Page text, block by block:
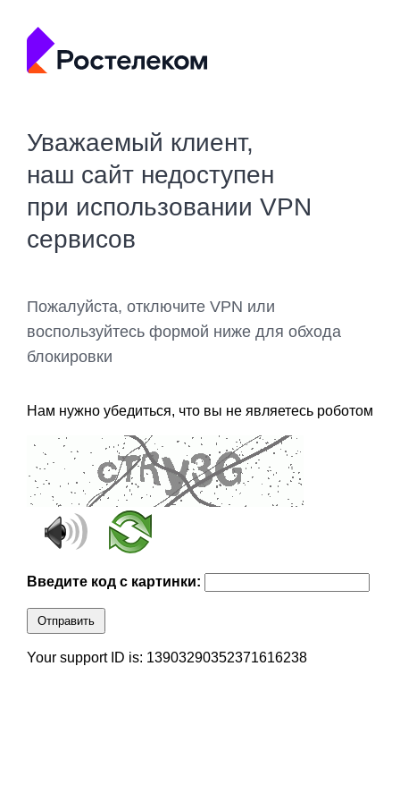
Уважаемый клиент,
наш сайт недоступен
при использовании VPN
сервисов
Пожалуйста, отключите VPN или
воспользуйтесь формой ниже для обхода
блокировки
Нам нужно убедиться, что вы не являетесь роботом
Введите код с картинки:
Отправить
Your support ID is: 13903290352371616238